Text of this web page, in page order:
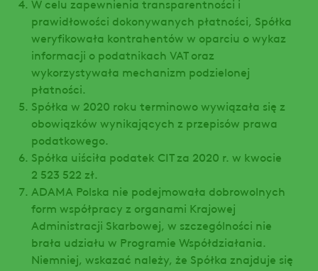
W celu zapewnienia transparentności i
prawidłowości dokonywanych płatności, Spółka
weryfikowała kontrahentów w oparciu o wykaz
informacji o podatnikach VAT oraz
wykorzystywała mechanizm podzielonej
płatności.
Spółka w 2020 roku terminowo wywiązała się z
obowiązków wynikających z przepisów prawa
podatkowego.
Spółka uiściła podatek CIT za 2020 r. w kwocie
2 523 522 zł.
ADAMA Polska nie podejmowała dobrowolnych
form współpracy z organami Krajowej
Administracji Skarbowej, w szczególności nie
brała udziału w Programie Współdziałania.
Niemniej, wskazać należy, że Spółka znajduje się